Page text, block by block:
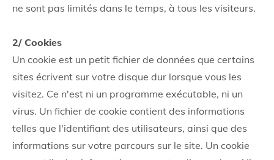
ne sont pas limités dans le temps, à tous les visiteurs.
2/ Cookies
Un cookie est un petit fichier de données que certains
sites écrivent sur votre disque dur lorsque vous les
visitez. Ce n'est ni un programme exécutable, ni un
virus. Un fichier de cookie contient des informations
telles que l'identifiant des utilisateurs, ainsi que des
informations sur votre parcours sur le site. Un cookie